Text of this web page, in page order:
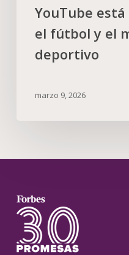
YouTube
el fútbol y el
deportivo
marzo 9, 2026